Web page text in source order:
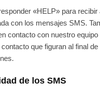
«HELP» para recibir
con los mensajes SMS.
contacto con nuestro equipo
que figuran al final de
de los SMS